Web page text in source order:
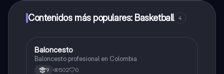
Contenidos más populares: Basketball 4
Educación Física
Baloncesto
Baloncesto profesional en Colombia
9 502 0